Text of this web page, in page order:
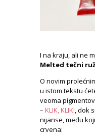
I na kraju, ali ne
Melted tečni
O novim
u istom tekstu
veoma
– KLIK, KLIK!, dok
nijanse, među
crvena: